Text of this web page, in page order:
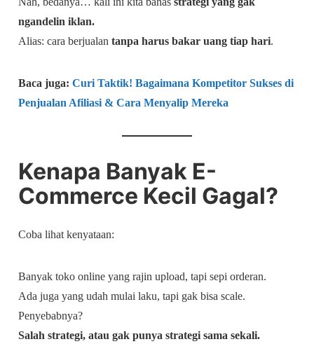
ngandelin iklan.
Alias: cara berjualantanpa harus bakar uang tiap hari.
Baca juga:Curi Taktik! Bagaimana Kompetitor Sukses di
Penjualan Afiliasi & Cara Menyalip Mereka
Kenapa Banyak E-
Commerce Kecil Gagal?
Coba lihat kenyataan:
Banyak toko online yang rajin upload, tapi sepi orderan.
Ada juga yang udah mulai laku, tapi gak bisa scale.
Penyebabnya?
Salah strategi, atau gak punya strategi sama sekali.